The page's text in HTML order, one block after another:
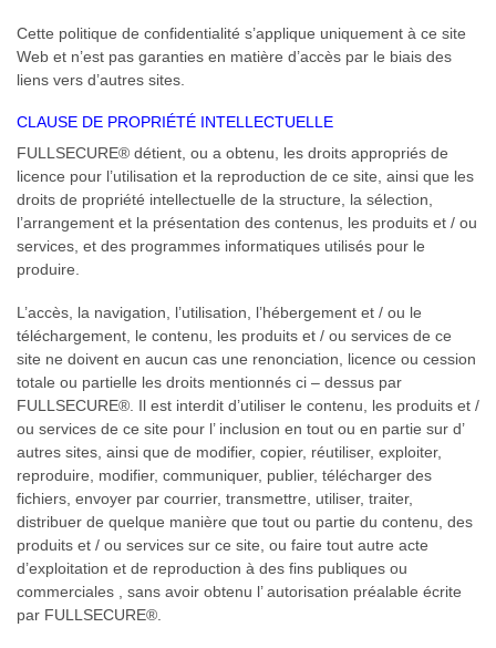
Cette politique de confidentialité s’applique uniquement à ce site
Web et n’est pas garanties en matière d’accès par le biais des
liens vers d’autres sites.
CLAUSE DE PROPRIÉTÉ INTELLECTUELLE
FULLSECURE® détient, ou a obtenu, les droits appropriés de
licence pour l’utilisation et la reproduction de ce site, ainsi que les
droits de propriété intellectuelle de la structure, la sélection,
l’arrangement et la présentation des contenus, les produits et / ou
services, et des programmes informatiques utilisés pour le
produire.
L’accès, la navigation, l’utilisation, l’hébergement et / ou le
téléchargement, le contenu, les produits et / ou services de ce
site ne doivent en aucun cas une renonciation, licence ou cession
totale ou partielle les droits mentionnés ci – dessus par
FULLSECURE®. Il est interdit d’utiliser le contenu, les produits et /
ou services de ce site pour l’ inclusion en tout ou en partie sur d’
autres sites, ainsi que de modifier, copier, réutiliser, exploiter,
reproduire, modifier, communiquer, publier, télécharger des
fichiers, envoyer par courrier, transmettre, utiliser, traiter,
distribuer de quelque manière que tout ou partie du contenu, des
produits et / ou services sur ce site, ou faire tout autre acte
d’exploitation et de reproduction à des fins publiques ou
commerciales , sans avoir obtenu l’ autorisation préalable écrite
par FULLSECURE®.